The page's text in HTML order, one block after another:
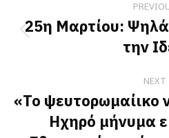
navigation
25η Μαρτίου:
την
NEXT
«Το ψευτορωμαίικο
Ηχηρό μήνυμα